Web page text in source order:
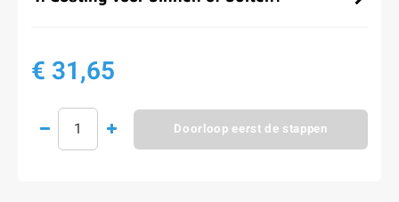
€ 31,65
Doorloop eerst de stappen